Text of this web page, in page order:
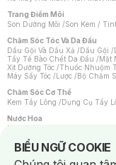
Trang Điểm Môi
Son Dưỡng Môi /Son Kem / Tint
Chăm Sóc Tóc Và Da Đầu
Dầu Gội Và Dầu Xả /Dầu Gội /
Tẩy Tế Bào Chết Da Đầu /Mặt
Xịt Dưỡng Tóc /Thuốc Nhuộm
Máy Sấy Tóc /Lược /Bộ Chăm
Chăm Sóc Cơ Thể
Kem Tẩy Lông /Dụng Cụ Tẩy
Nước Hoa
Nước Hoa Nữ
Chăm Sóc Cá Nhân
Chống Muỗi /Khẩu Trang /
BIỂU NGỮ COOKIE
Notice about cookies